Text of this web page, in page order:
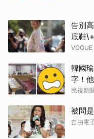
告別
底鞋
VOGUE
韓國
字！
民視新
被問
自由電